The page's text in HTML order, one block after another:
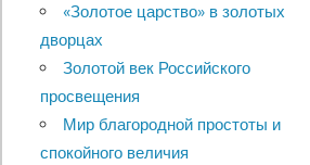
«Золотое царство» в золотых
дворцах
Золотой век Российского
просвещения
Мир благородной простоты и
спокойного величия